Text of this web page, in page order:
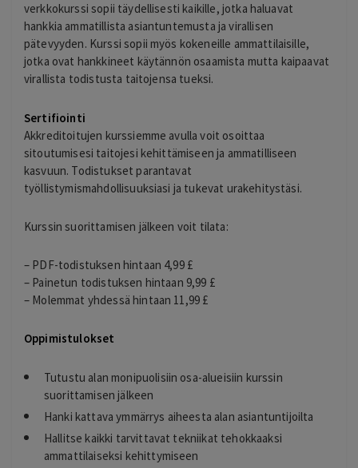
verkkokurssi sopii täydellisesti kaikille, jotka haluavat
hankkia ammatillista asiantuntemusta ja virallisen
pätevyyden. Kurssi sopii myös kokeneille ammattilaisille,
jotka ovat hankkineet käytännön osaamista mutta kaipaavat
virallista todistusta taitojensa tueksi.
Sertifiointi
Akkreditoitujen kurssiemme avulla voit osoittaa
sitoutumisesi taitojesi kehittämiseen ja ammatilliseen
kasvuun. Todistukset parantavat
työllistymismahdollisuuksiasi ja tukevat urakehitystäsi.
Kurssin suorittamisen jälkeen voit tilata:
– PDF-todistuksen hintaan 4,99 £
– Painetun todistuksen hintaan 9,99 £
– Molemmat yhdessä hintaan 11,99 £
Oppimistulokset
Tutustu alan monipuolisiin osa-alueisiin kurssin
suorittamisen jälkeen
Hanki kattava ymmärrys aiheesta alan asiantuntijoilta
Hallitse kaikki tarvittavat tekniikat tehokkaaksi
ammattilaiseksi kehittymiseen